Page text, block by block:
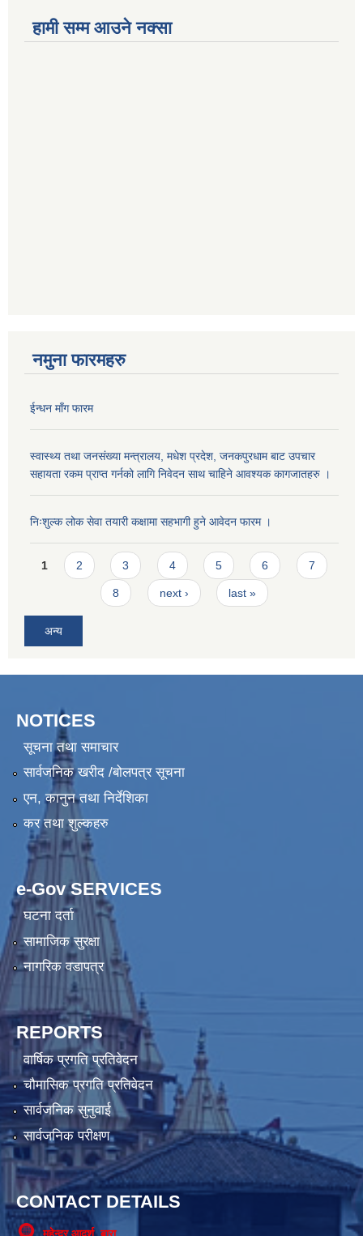
हामी सम्म आउने नक्सा
नमुना फारमहरु
ईन्धन माँग फारम
स्वास्थ्य तथा जनसंख्या मन्त्रालय, मधेश प्रदेश, जनकपुरधाम बाट उपचार
सहायता रकम प्राप्त गर्नको लागि निवेदन साथ चाहिने आवश्यक कागजातहरु ।
निःशुल्क लोक सेवा तयारी कक्षामा सहभागी हुने आवेदन फारम ।
Pages
1 2 3 4 5 6 7
8 next › last »
अन्य
NOTICES
सूचना तथा समाचार
सार्वजनिक खरीद /बोलपत्र सूचना
एन, कानुन तथा निर्देशिका
कर तथा शुल्कहरु
e-Gov SERVICES
घटना दर्ता
सामाजिक सुरक्षा
नागरिक वडापत्र
REPORTS
वार्षिक प्रगति प्रतिवेदन
चौमासिक प्रगति प्रतिवेदन
सार्वजनिक सुनुवाई
सार्वजनिक परीक्षण
CONTACT DETAILS
महेन्द्र आदर्श, बारा